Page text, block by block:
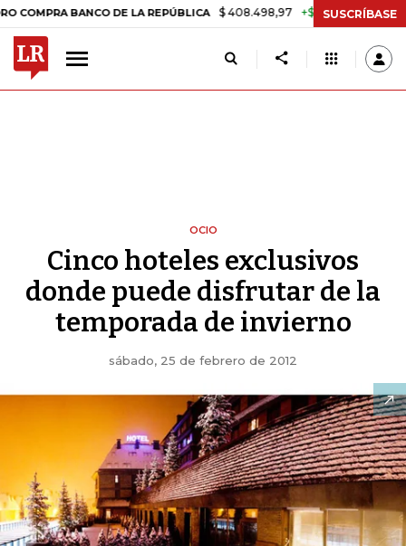
BANCO DE LA REPÚBLICA $ 408.498,97 +$ 8.753,81 +2,19% TASA
SUSCRÍBASE
OCIO
Cinco hoteles exclusivos
donde puede disfrutar de la
temporada de invierno
sábado, 25 de febrero de 2012